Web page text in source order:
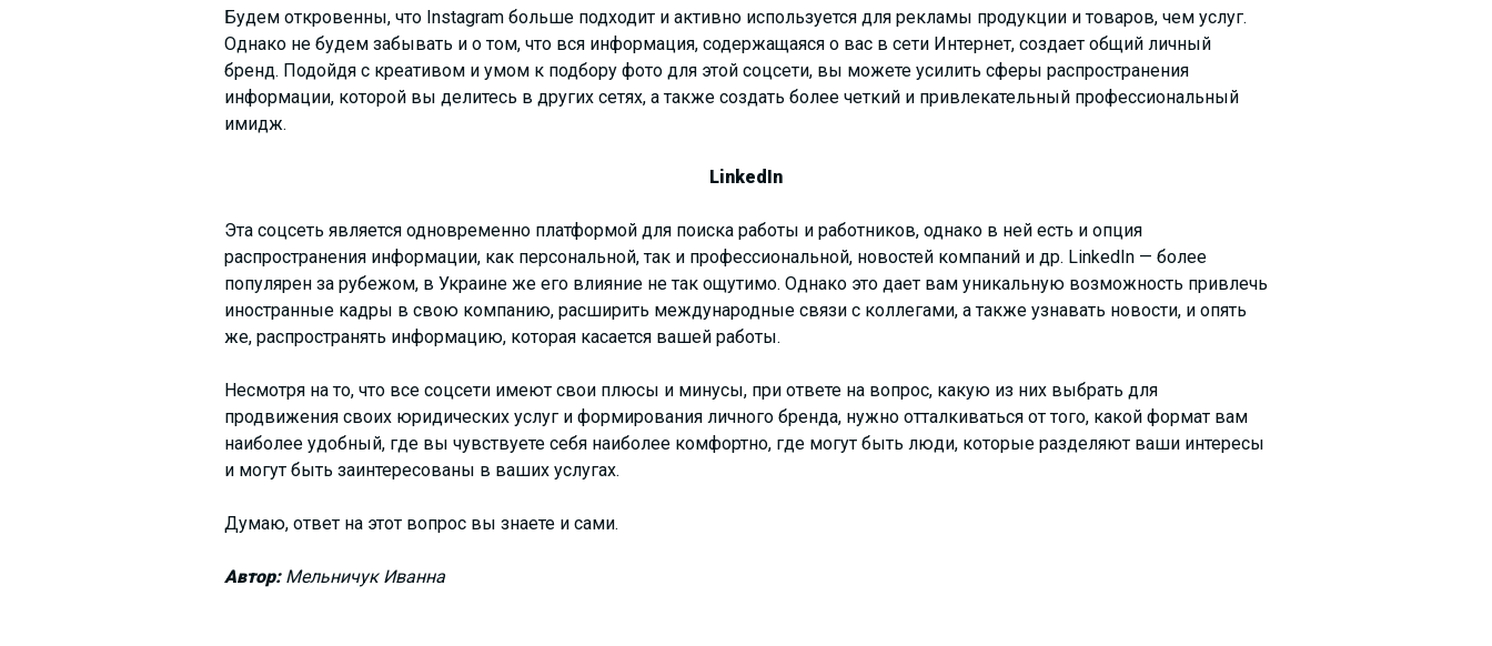
Будем откровенны, что Instagram больше подходит и активно используется для рекламы продукции и товаров, чем услуг.
Однако не будем забывать и о том, что вся информация, содержащаяся о вас в сети Интернет, создает общий личный
бренд. Подойдя с креативом и умом к подбору фото для этой соцсети, вы можете усилить сферы распространения
информации, которой вы делитесь в других сетях, а также создать более четкий и привлекательный профессиональный
имидж.
LinkedIn
Эта соцсеть является одновременно платформой для поиска работы и работников, однако в ней есть и опция
распространения информации, как персональной, так и профессиональной, новостей компаний и др. LinkedIn — более
популярен за рубежом, в Украине же его влияние не так ощутимо. Однако это дает вам уникальную возможность привлечь
иностранные кадры в свою компанию, расширить международные связи с коллегами, а также узнавать новости, и опять
же, распространять информацию, которая касается вашей работы.
Несмотря на то, что все соцсети имеют свои плюсы и минусы, при ответе на вопрос, какую из них выбрать для
продвижения своих юридических услуг и формирования личного бренда, нужно отталкиваться от того, какой формат вам
наиболее удобный, где вы чувствуете себя наиболее комфортно, где могут быть люди, которые разделяют ваши интересы
и могут быть заинтересованы в ваших услугах.
Думаю, ответ на этот вопрос вы знаете и сами.
Автор:Мельничук Иванна